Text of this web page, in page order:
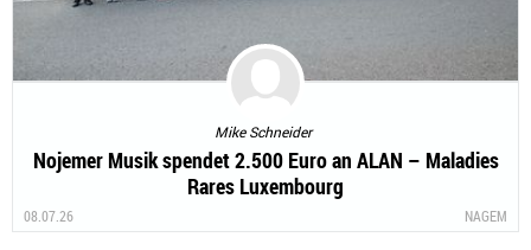
Mike Schneider
Nojemer Musik spendet 2.500 Euro an ALAN – Maladies
Rares Luxembourg
08.07.26 NAGEM